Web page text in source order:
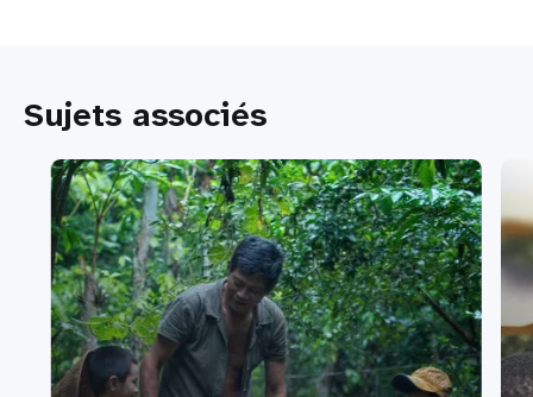
Sujets associés